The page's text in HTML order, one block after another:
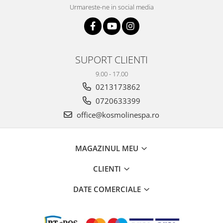
Urmareste-ne in social media
SUPORT CLIENTI
9.00 - 17.00
0213173862
0720633399
office@kosmolinespa.ro
MAGAZINUL MEU
CLIENTI
DATE COMERCIALE